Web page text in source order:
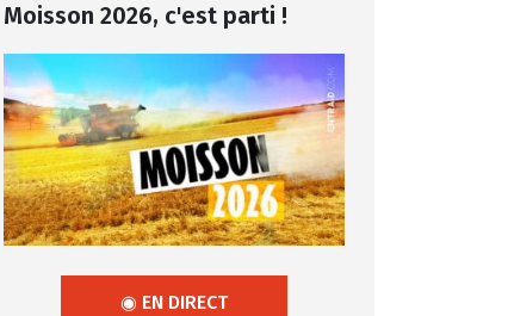
Moisson 2026, c'est parti !
◉ EN DIRECT